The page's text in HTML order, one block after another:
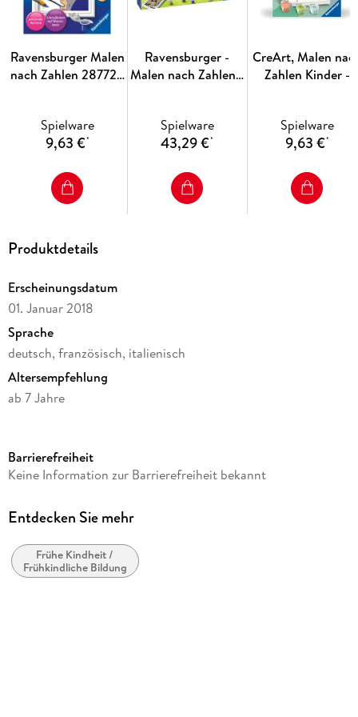
Vorlageblatt sind nützlich
Ravensburger Malen
nach Zahlen 28772 -
Spielware
9,63 €*
Ravensburger -
Malen nach Zahlen -
Spielware
43,29 €*
CreArt, Malen
Zahlen Kinder -
Spielware
9,63 €*
Produktdetails
Erscheinungsdatum
01. Januar 2018
Sprache
deutsch, französisch, italienisch
Altersempfehlung
ab 7 Jahre
Verlag/Hersteller
Produktart
Schwierigkeitsgrad
Kinder - Anspruchsvoll
Barrierefreiheit
Keine Information zur Barrierefreiheit bekannt
Entdecken Sie mehr
Frühe Kindheit /
Frühkindliche Bildung